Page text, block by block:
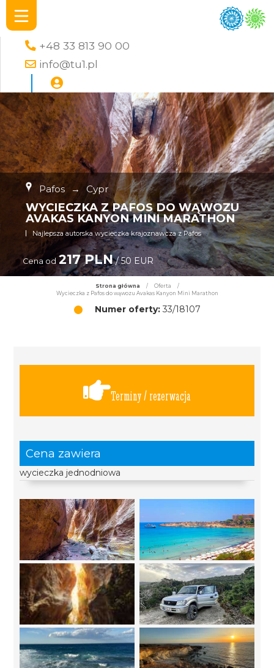
+48 33 813 90 00
info@tu1.pl
Pafos → Cypr
WYCIECZKA Z PAFOS DO WĄWOZU
AVAKAS KANYON MINI MARATHON
Najlepsza autorska wycieczka krajoznawcza z Pafos
Cena od 217 PLN/ 50 EUR
Strona główna / Oferta
/
Wycieczka z Pafos do wąwozu Avakas Kanyon Mini Marathon
Numer oferty:33/18107
Terminy / rezerwacja
Cena zawiera
wycieczka jednodniowa